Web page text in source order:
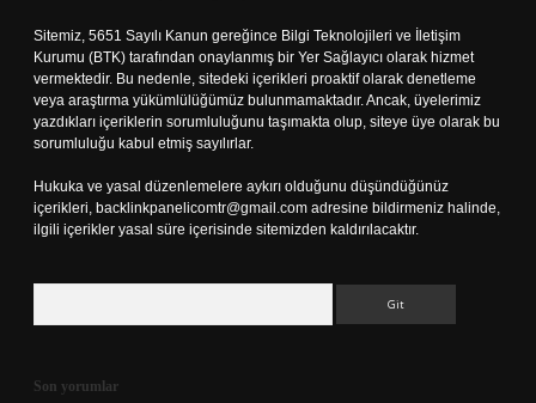
Sitemiz, 5651 Sayılı Kanun gereğince Bilgi Teknolojileri ve İletişim
Kurumu (BTK) tarafından onaylanmış bir Yer Sağlayıcı olarak hizmet
vermektedir. Bu nedenle, sitedeki içerikleri proaktif olarak denetleme
veya araştırma yükümlülüğümüz bulunmamaktadır. Ancak, üyelerimiz
yazdıkları içeriklerin sorumluluğunu taşımakta olup, siteye üye olarak bu
sorumluluğu kabul etmiş sayılırlar.
Hukuka ve yasal düzenlemelere aykırı olduğunu düşündüğünüz
içerikleri, backlinkpanelicomtr@gmail.com adresine bildirmeniz halinde,
ilgili içerikler yasal süre içerisinde sitemizden kaldırılacaktır.
Son yorumlar